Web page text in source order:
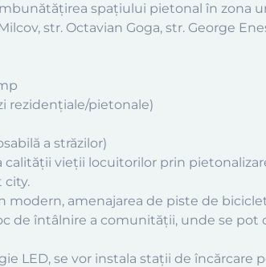
spațiului pietonal în zona
str. Octavian Goga, str. George
rezidențiale/pietonale)
a străzilor)
vieții locuitorilor prin
city.
amenajarea de piste de
de întâlnire a comunității, unde se
LED, se vor instala stații de încărcare